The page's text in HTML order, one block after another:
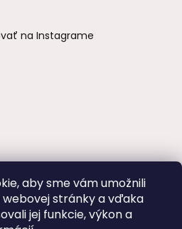
aby sme vám umožnili
stránky a vďaka
jej funkcie, výkon a
na Instagrame
trendy, farby a
ktoré ženy robia